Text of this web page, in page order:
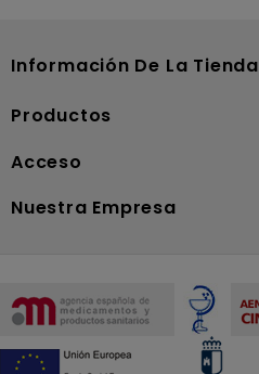
Información De La Tienda
Productos
Acceso
Nuestra Empresa